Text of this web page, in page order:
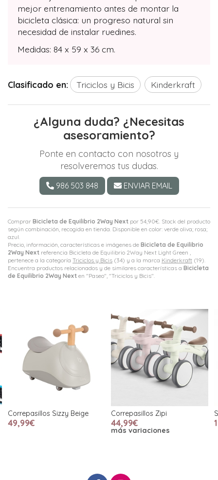
Comprar Bicicleta de Equilibrio 2Way Next por 54,90€ . Stock del producto
según combinación, recogida en tienda. Disponible en color: verde oliva; rosa;
azul.
Precio, información, características e imágenes de Bicicleta de Equilibrio
2Way Next referencia Bicicleta de Equilibrio 2Way Next Light Green ,
pertenece a la categoría Triciclos y Bicis (34) y a la marca Kinderkraft (19).
Encuentra productos relacionados y de similares características a Bicicleta
de Equilibrio 2Way Next en "Paseo", "Triciclos y Bicis".
mejor entrenamiento antes de montar la
bicicleta clásica: un progreso natural sin
necesidad de instalar ruedines.
Medidas: 84 x 59 x 36 cm.
Clasificado en: Triciclos y Bicis Kinderkraft
¿Alguna duda? ¿Necesitas
asesoramiento?
Ponte en contacto con nosotros y
resolveremos tus dudas.
986 503 848 ENVIAR EMAIL
Correpasillos Zipi
44,99€
más variaciones
Set Cesta + Timbre
19,90€